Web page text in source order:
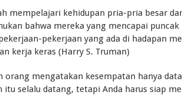
mempelajari kehidupan pria-pria besar
bahwa mereka yang mencapai
pekerjaan yang ada di hadapan
kerja keras (Harry S. Truman)
orang mengatakan kesempatan hanya
itu selalu datang, tetapi Anda harus siap